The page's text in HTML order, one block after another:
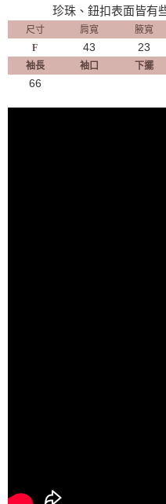
珍珠、鈕扣表面皆有
尺寸 肩寬 腋寬
F
43 23
袖長
袖口 下擺
66